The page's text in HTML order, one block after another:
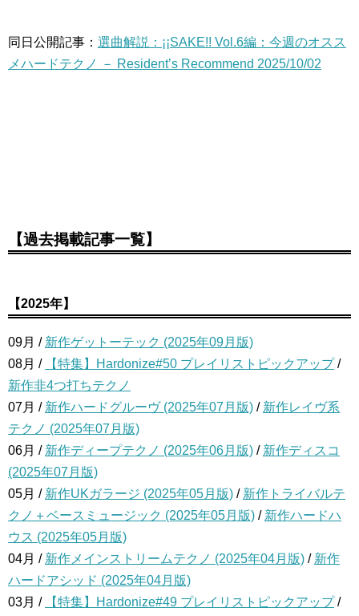
同日公開記事： 選曲解説：¡¡SAKE!! Vol.6編：今週のオスス
メハードテクノ － Resident’s Recommend 2025/10/02
【過去掲載記事一覧】
【2025年】
09月 / 新作ゲットーテック (2025年09月版)
08月 /
【特集】Hardonize#50 プレイリストピックアップ /
新作非4つ打ちテクノ
07月 / 新作ハードグルーヴ (2025年07月版) / 新作レイヴ系
テクノ (2025年07月版)
06月 / 新作ディープテクノ (2025年06月版) / 新作ディスコ
(2025年07月版)
05月 / 新作UKガラージ (2025年05月版) / 新作トライバルテ
クノ＋ベースミュージック (2025年05月版) / 新作ハードハ
ウス (2025年05月版)
04月 / 新作メインストリームテクノ (2025年04月版) / 新作
ハードアシッド (2025年04月版)
03月 /
【特集】Hardonize#49 プレイリストピックアップ /